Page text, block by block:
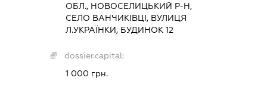
ОБЛ., НОВОСЕЛИЦЬКИЙ Р-Н,
СЕЛО ВАНЧИКІВЦІ, ВУЛИЦЯ
Л.УКРАЇНКИ, БУДИНОК 12
dossier.capital:
1 000 грн.